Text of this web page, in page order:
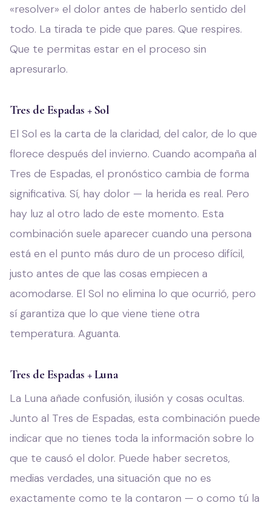
«resolver» el dolor antes de haberlo sentido del
todo. La tirada te pide que pares. Que respires.
Que te permitas estar en el proceso sin
apresurarlo.
Tres de Espadas + Sol
El Sol es la carta de la claridad, del calor, de lo que
florece después del invierno. Cuando acompaña al
Tres de Espadas, el pronóstico cambia de forma
significativa. Sí, hay dolor — la herida es real. Pero
hay luz al otro lado de este momento. Esta
combinación suele aparecer cuando una persona
está en el punto más duro de un proceso difícil,
justo antes de que las cosas empiecen a
acomodarse. El Sol no elimina lo que ocurrió, pero
sí garantiza que lo que viene tiene otra
temperatura. Aguanta.
Tres de Espadas + Luna
La Luna añade confusión, ilusión y cosas ocultas.
Junto al Tres de Espadas, esta combinación puede
indicar que no tienes toda la información sobre lo
que te causó el dolor. Puede haber secretos,
medias verdades, una situación que no es
exactamente como te la contaron — o como tú la